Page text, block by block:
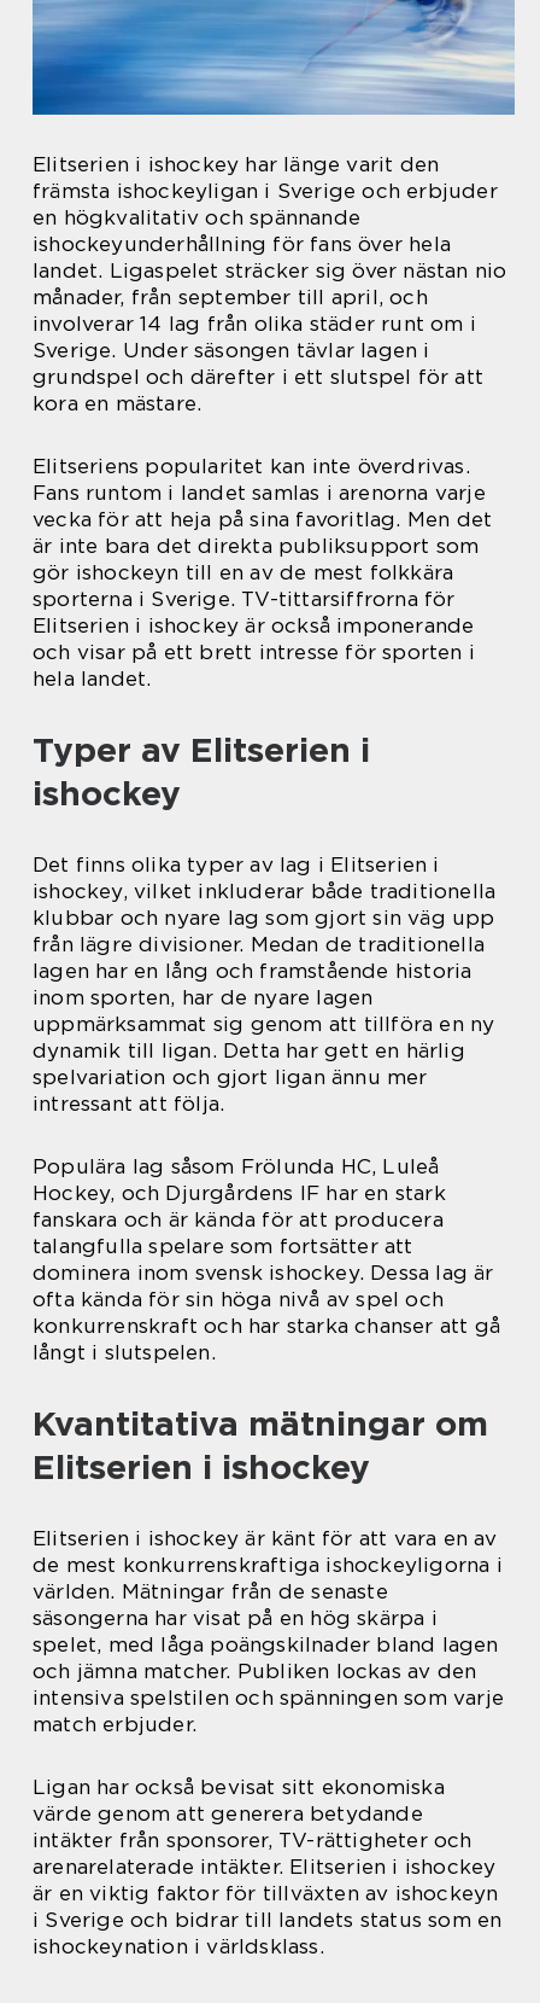
Elitserien i ishockey har länge varit den
främsta ishockeyligan i Sverige och erbjuder
en högkvalitativ och spännande
ishockeyunderhållning för fans över hela
landet. Ligaspelet sträcker sig över nästan nio
månader, från september till april, och
involverar 14 lag från olika städer runt om i
Sverige. Under säsongen tävlar lagen i
grundspel och därefter i ett slutspel för att
kora en mästare.
Elitseriens popularitet kan inte överdrivas.
Fans runtom i landet samlas i arenorna varje
vecka för att heja på sina favoritlag. Men det
är inte bara det direkta publiksupport som
gör ishockeyn till en av de mest folkkära
sporterna i Sverige. TV-tittarsiffrorna för
Elitserien i ishockey är också imponerande
och visar på ett brett intresse för sporten i
hela landet.
Typer av Elitserien i
ishockey
Det finns olika typer av lag i Elitserien i
ishockey, vilket inkluderar både traditionella
klubbar och nyare lag som gjort sin väg upp
från lägre divisioner. Medan de traditionella
lagen har en lång och framstående historia
inom sporten, har de nyare lagen
uppmärksammat sig genom att tillföra en ny
dynamik till ligan. Detta har gett en härlig
spelvariation och gjort ligan ännu mer
intressant att följa.
Populära lag såsom Frölunda HC, Luleå
Hockey, och Djurgårdens IF har en stark
fanskara och är kända för att producera
talangfulla spelare som fortsätter att
dominera inom svensk ishockey. Dessa lag är
ofta kända för sin höga nivå av spel och
konkurrenskraft och har starka chanser att gå
långt i slutspelen.
Kvantitativa mätningar om
Elitserien i ishockey
Elitserien i ishockey är känt för att vara en av
de mest konkurrenskraftiga ishockeyligorna i
världen. Mätningar från de senaste
säsongerna har visat på en hög skärpa i
spelet, med låga poängskilnader bland lagen
och jämna matcher. Publiken lockas av den
intensiva spelstilen och spänningen som varje
match erbjuder.
Ligan har också bevisat sitt ekonomiska
värde genom att generera betydande
intäkter från sponsorer, TV-rättigheter och
arenarelaterade intäkter. Elitserien i ishockey
är en viktig faktor för tillväxten av ishockeyn
i Sverige och bidrar till landets status som en
ishockeynation i världsklass.